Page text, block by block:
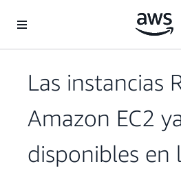
Las instancias
Amazon EC2
disponibles en